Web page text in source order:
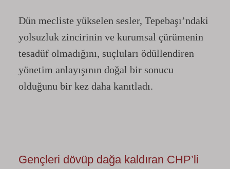
Dün mecliste yükselen sesler, Tepebaşı’ndaki
yolsuzluk zincirinin ve kurumsal çürümenin
tesadüf olmadığını, suçluları ödüllendiren
yönetim anlayışının doğal bir sonucu
olduğunu bir kez daha kanıtladı.
Gençleri dövüp dağa kaldıran CHP’li